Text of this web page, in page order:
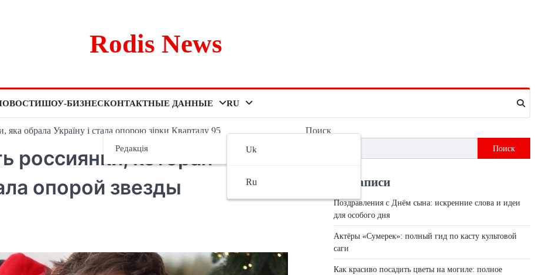
Rodis News
ШОУ-БИЗНЕСКОНТАКТНЫЕ ДАННЫЕ
Редакція
RU
Uk
Ru
яка обрала Україну і стала опорою зірки Кварталу 95
россиянки, которая
опорой звезды
Поиск
Поиск
Недавні записи
Поздравления с Днём сына: искренние слова и идеи
для особого дня
Актёры «Сумерек»: полный гид по касту культовой
саги
Как красиво посадить цветы на могиле: полное